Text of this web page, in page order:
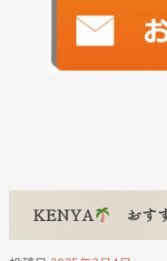
KENYA おす